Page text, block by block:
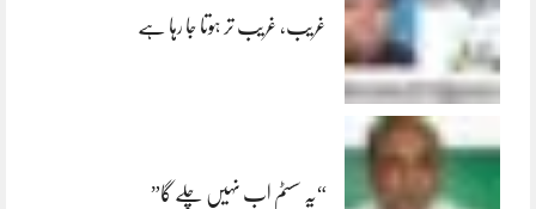
غریب، غریب تر ہوتا جا رہا ہے
“یہ سسٹم اب نہیں چلے گا”